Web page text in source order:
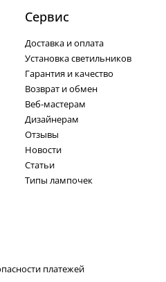
Cервис
Доставка и оплата
Установка светильников
Гарантия и качество
Возврат и обмен
Веб-мастерам
Дизайнерам
Отзывы
Новости
Статьи
Типы лампочек
платежей